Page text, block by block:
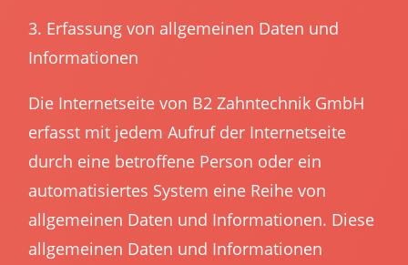
3. Erfassung von allgemeinen Daten und
Informationen
Die Internetseite von B2 Zahntechnik GmbH
erfasst mit jedem Aufruf der Internetseite
durch eine betroffene Person oder ein
automatisiertes System eine Reihe von
allgemeinen Daten und Informationen. Diese
allgemeinen Daten und Informationen